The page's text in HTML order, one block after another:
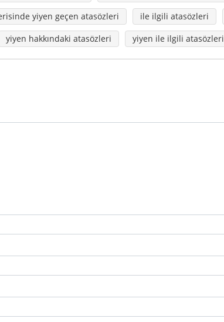
yiyen geçen atasözleri ile ilgili atasözleri
yiyen hakkındaki atasözleri yiyen ile ilgili atasözleri